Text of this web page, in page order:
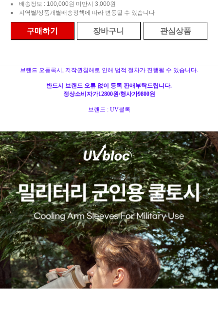
배송정보 : 100,000원 미만시 3,000원
지역별/상품개별배송정책에 따라 변동될 수 있습니다
구매하기 장바구니 관심상품
브랜드 오등록시, 저작권침해로 인해 법적 절차가 진행될 수 있습니다.
반드시 브랜드 오류 없이 등록 판매부탁드립니다.
정상소비자가12800원/행사가9800원
브랜드 : UV블록